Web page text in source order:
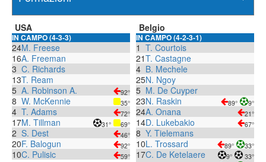
USA
IN CAMPO (4-3-3)
24M. Freese
16A. Freeman
3 C. Richards
13T. Ream
5 A. Robinson A. 92°
8 W. McKennie 35°
4 T. Adams 72°
17M. Tillman 31° 69°
2 S. Dest 46°
20F. Balogun 92°
10C. Pulisic 59°
Belgio
IN CAMPO (4-2-3-1)
1 T. Courtois
21T. Castagne
4 B. Mechele
25N. Ngoy
5 M. De Cuyper
23N. Raskin 89° 9°
24A. Onana 21°
14D. Lukebakio 67°
8 Y. Tielemans
10L. Trossard 89° 33°
17C. De Ketelaere 9°
33°